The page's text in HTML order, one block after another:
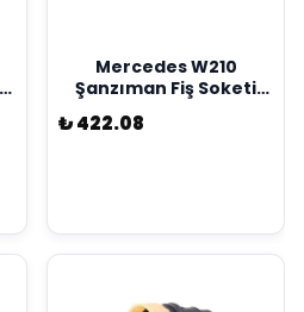
Mercedes W210
Şanzıman Fiş Soketi
Kostal Marka
A2035400253
₺ 422.08